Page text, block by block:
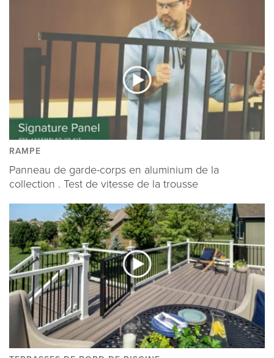
RAMPE
Panneau de garde-corps en aluminium de la
collection . Test de vitesse de la trousse